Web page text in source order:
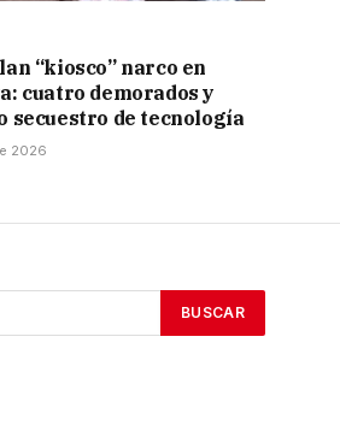
“kiosco” narco en
cuatro demorados y
secuestro de tecnología
2026